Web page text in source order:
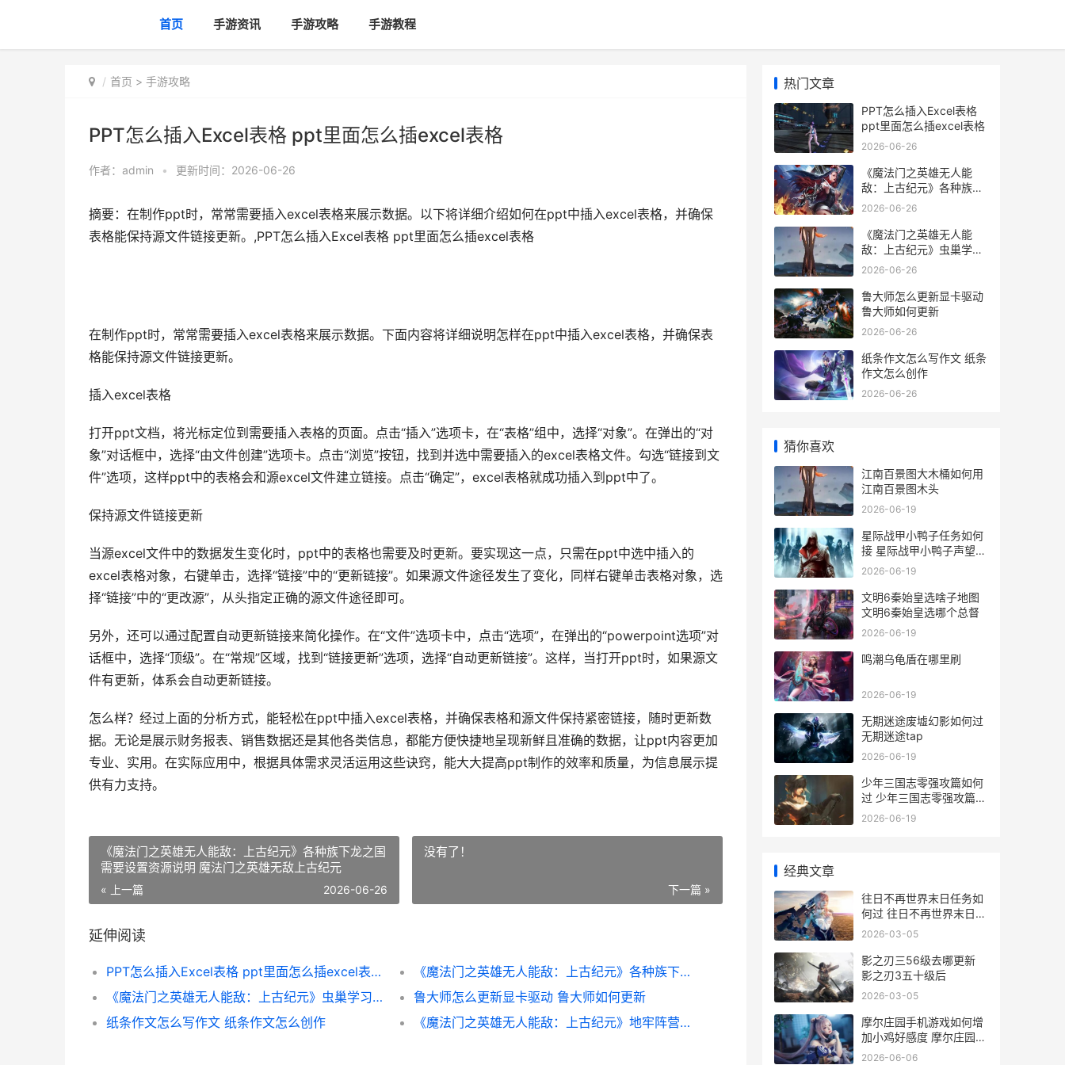
首页 手游资讯 手游攻略 手游教程
首页 > 手游攻略
PPT怎么插入Excel表格 ppt里面怎么插excel表格
作者： admin • 更新时间：2026-06-26
摘要：在制作ppt时，常常需要插入excel表格来展示数据。以下将详细介绍如何在ppt中插入excel表格，并确保
表格能保持源文件链接更新。,PPT怎么插入Excel表格 ppt里面怎么插excel表格
在制作ppt时，常常需要插入excel表格来展示数据。下面内容将详细说明怎样在ppt中插入excel表格，并确保表
格能保持源文件链接更新。
插入excel表格
打开ppt文档，将光标定位到需要插入表格的页面。点击“插入”选项卡，在“表格”组中，选择“对象”。在弹出的“对
象”对话框中，选择“由文件创建”选项卡。点击“浏览”按钮，找到并选中需要插入的excel表格文件。勾选“链接到文
件”选项，这样ppt中的表格会和源excel文件建立链接。点击“确定”，excel表格就成功插入到ppt中了。
保持源文件链接更新
当源excel文件中的数据发生变化时，ppt中的表格也需要及时更新。要实现这一点，只需在ppt中选中插入的
excel表格对象，右键单击，选择“链接”中的“更新链接”。如果源文件途径发生了变化，同样右键单击表格对象，选
择“链接”中的“更改源”，从头指定正确的源文件途径即可。
另外，还可以通过配置自动更新链接来简化操作。在“文件”选项卡中，点击“选项”，在弹出的“powerpoint选项”对
话框中，选择“顶级”。在“常规”区域，找到“链接更新”选项，选择“自动更新链接”。这样，当打开ppt时，如果源文
件有更新，体系会自动更新链接。
怎么样？经过上面的分析方式，能轻松在ppt中插入excel表格，并确保表格和源文件保持紧密链接，随时更新数
据。无论是展示财务报表、销售数据还是其他各类信息，都能方便快捷地呈现新鲜且准确的数据，让ppt内容更加
专业、实用。在实际应用中，根据具体需求灵活运用这些诀窍，能大大提高ppt制作的效率和质量，为信息展示提
供有力支持。
《魔法门之英雄无人能敌：上古纪元》各种族下龙之国
需要设置资源说明 魔法门之英雄无敌上古纪元
« 上一篇 2026-06-26
没有了！
下一篇 »
延伸阅读
PPT怎么插入Excel表格 ppt里面怎么插excel表格
《魔法门之英雄无人能敌：上古纪元》各种族下龙之国需要设置资源说明 魔法门之英雄无敌上古纪元
《魔法门之英雄无人能敌：上古纪元》虫巢学习特开荒策略同享 魔法门之英雄无敌上古纪元
鲁大师怎么更新显卡驱动 鲁大师如何更新
纸条作文怎么写作文 纸条作文怎么创作
《魔法门之英雄无人能敌：上古纪元》地牢阵营冰后开荒策略同享 《魔法门之英雄无敌:领主争霸》
热门文章
PPT怎么插入Excel表格
ppt里面怎么插excel表格
2026-06-26
《魔法门之英雄无人能
敌：上古纪元》各种族下
龙之国需要设置资源说明
元
2026-06-26
《魔法门之英雄无人能
敌：上古纪元》虫巢学习
特开荒策略同享 魔法门之
2026-06-26
鲁大师怎么更新显卡驱动
鲁大师如何更新
2026-06-26
纸条作文怎么写作文 纸条
作文怎么创作
2026-06-26
猜你喜欢
江南百景图大木桶如何用
江南百景图木头
2026-06-19
星际战甲小鸭子任务如何
接 星际战甲小鸭子声望2
升3选什么
2026-06-19
文明6秦始皇选啥子地图
文明6秦始皇选哪个总督
2026-06-19
鸣潮乌龟盾在哪里刷
2026-06-19
无期迷途废墟幻影如何过
无期迷途tap
2026-06-19
少年三国志零强攻篇如何
过 少年三国志零强攻篇攻
略
2026-06-19
经典文章
往日不再世界末日任务如
何过 往日不再世界末日怎
么只有92%
2026-03-05
影之刃三56级去哪更新
影之刃3五十级后
2026-03-05
摩尔庄园手机游戏如何增
加小鸡好感度 摩尔庄园手
机版玩法
2026-06-06